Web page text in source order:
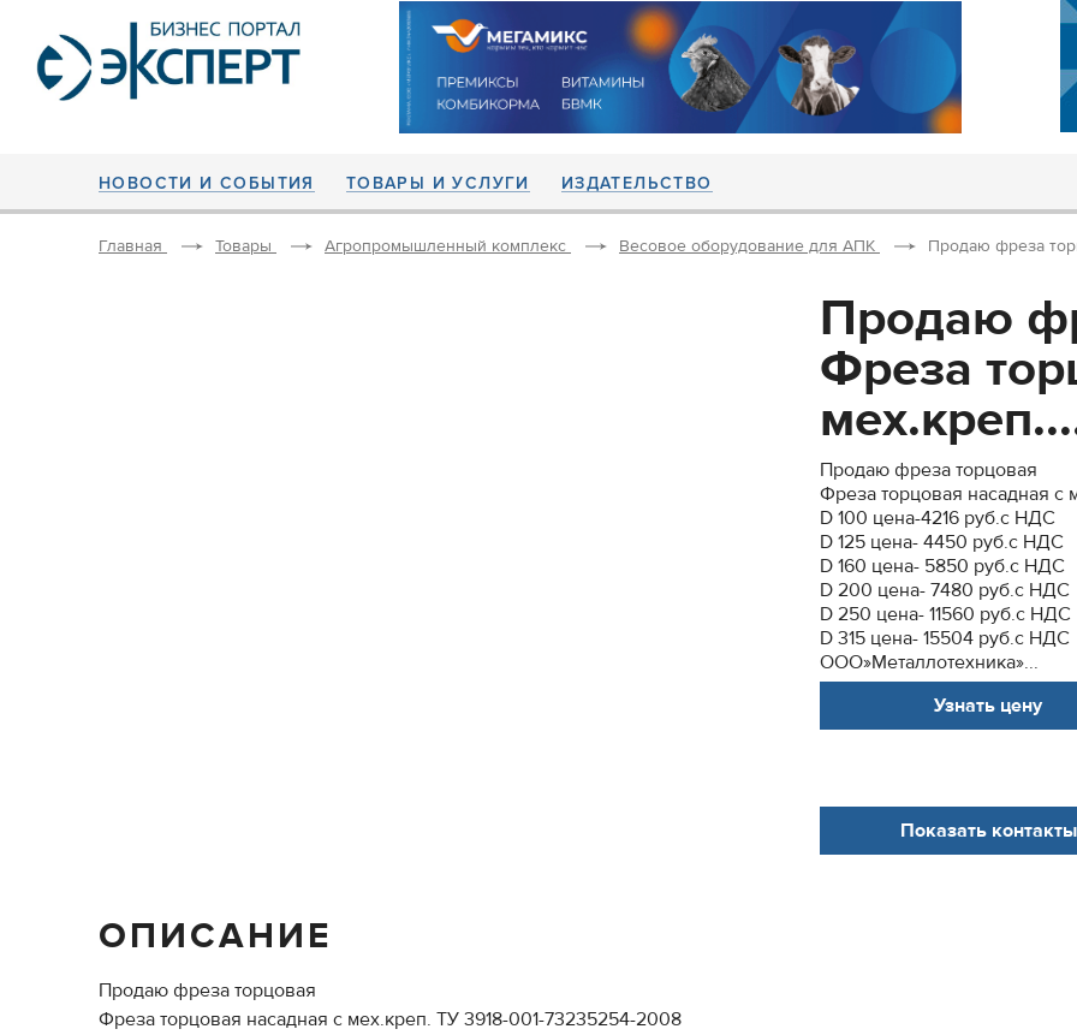
НОВОСТИ И СОБЫТИЯ ТОВАРЫ И УСЛУГИ ИЗДАТЕЛЬСТВО
Главная Товары Агропромышленный комплекс Весовое оборудование для АПК Продаю фреза
Продаю
Фреза
Продаю фреза торцовая
Фреза торцовая насадная с
D 100 цена-4216 руб.с НДС
D 125 цена- 4450 руб.с НДС
D 160 цена- 5850 руб.с НДС
D 200 цена- 7480 руб.с НДС
D 250 цена- 11560 руб.с НДС
D 315 цена- 15504 руб.с НДС
ООО»Металлотехника»...
Узнать цену
Показать контакты
ОПИСАНИЕ
Продаю фреза торцовая
Фреза торцовая насадная с мех.креп. ТУ 3918-001-73235254-2008